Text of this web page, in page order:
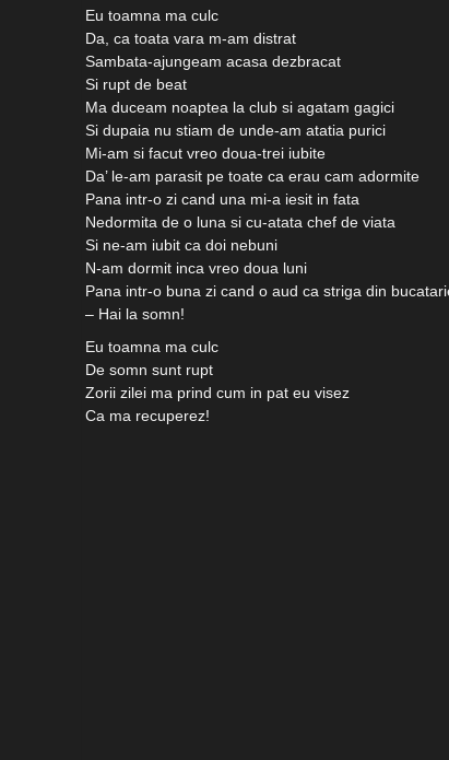
Eu toamna ma culc
Da, ca toata vara m-am distrat
Sambata-ajungeam acasa dezbracat
Si rupt de beat
Ma duceam noaptea la club si agatam gagici
Si dupaia nu stiam de unde-am atatia purici
Mi-am si facut vreo doua-trei iubite
Da’ le-am parasit pe toate ca erau cam adormite
Pana intr-o zi cand una mi-a iesit in fata
Nedormita de o luna si cu-atata chef de viata
Si ne-am iubit ca doi nebuni
N-am dormit inca vreo doua luni
Pana intr-o buna zi cand o aud ca striga din
– Hai la somn!
Eu toamna ma culc
De somn sunt rupt
Zorii zilei ma prind cum in pat eu visez
Ca ma recuperez!